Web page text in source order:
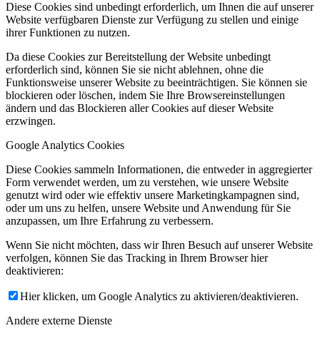
Diese Cookies sind unbedingt erforderlich, um Ihnen die auf unserer
Website verfügbaren Dienste zur Verfügung zu stellen und einige
ihrer Funktionen zu nutzen.
Da diese Cookies zur Bereitstellung der Website unbedingt
erforderlich sind, können Sie sie nicht ablehnen, ohne die
Funktionsweise unserer Website zu beeinträchtigen. Sie können sie
blockieren oder löschen, indem Sie Ihre Browsereinstellungen
ändern und das Blockieren aller Cookies auf dieser Website
erzwingen.
Google Analytics Cookies
Diese Cookies sammeln Informationen, die entweder in aggregierter
Form verwendet werden, um zu verstehen, wie unsere Website
genutzt wird oder wie effektiv unsere Marketingkampagnen sind,
oder um uns zu helfen, unsere Website und Anwendung für Sie
anzupassen, um Ihre Erfahrung zu verbessern.
Wenn Sie nicht möchten, dass wir Ihren Besuch auf unserer Website
verfolgen, können Sie das Tracking in Ihrem Browser hier
deaktivieren:
Hier klicken, um Google Analytics zu aktivieren/deaktivieren.
Andere externe Dienste